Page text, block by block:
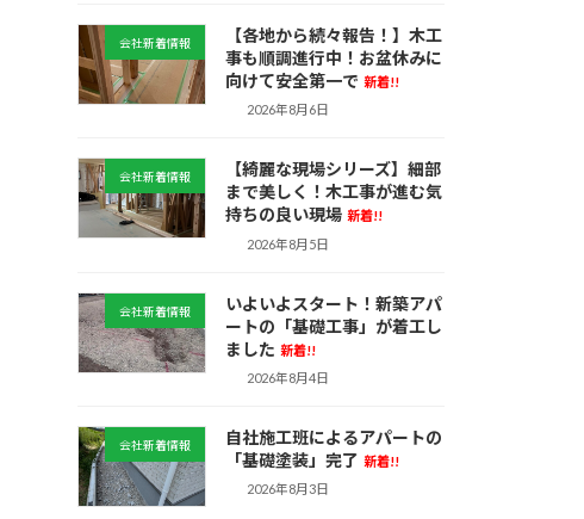
会社新着情報
【各地から続々報告！】木工
事も順調進行中！お盆休みに
向けて安全第一で 新着!!
2026年8月6日
会社新着情報
【綺麗な現場シリーズ】細部
まで美しく！木工事が進む気
持ちの良い現場 新着!!
2026年8月5日
会社新着情報
いよいよスタート！新築アパ
ートの「基礎工事」が着工し
ました 新着!!
2026年8月4日
会社新着情報
自社施工班によるアパートの
「基礎塗装」完了 新着!!
2026年8月3日